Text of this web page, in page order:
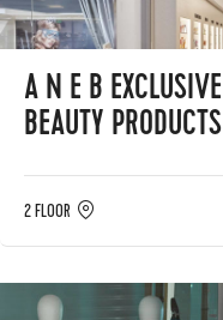
A N E B EXCLUSIVE
BEAUTY PRODUCTS
2 FLOOR